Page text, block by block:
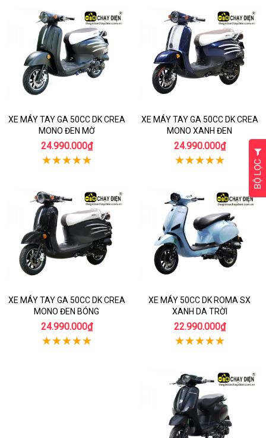
XE MÁY TAY GA 50CC DK CREA
MONO ĐEN MỜ
24.990.000₫
XE MÁY TAY GA 50CC DK CREA
MONO XANH ĐEN
24.990.000₫
XE MÁY TAY GA 50CC DK CREA
MONO ĐEN BÓNG
24.990.000₫
XE MÁY 50CC DK ROMA SX
XANH DA TRỜI
22.990.000₫
BỘ LỌC